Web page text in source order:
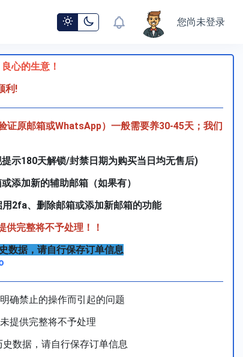
您尚未登录
心的生意！
利 !
原邮箱或WhatsApp）一般需要养30-45天；我们
示180天解锁/封禁日期为购买当日均无售后)
添加新的辅助邮箱（如果有）
2fa、删除邮箱或添加新邮箱的功能
完整将不予处理！！
数据，请自行保存订单信息
确禁止的操作而引起的问题
提供完整将不予处理
数据，请自行保存订单信息